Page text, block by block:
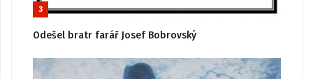
3
Odešel bratr farář Josef Bobrovský